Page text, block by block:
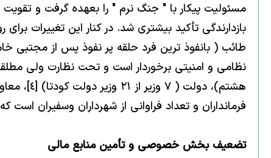
مسئوليت پيكار با " جنگ نرم " را بعهده گرفت و
بازدارندگى تأكيد بيشترى شد. در كنار اين تغييرات
طائب ( بانفوذ ترين فرد حلقه پر نفوذ پس از مجتبى
نظامى و امنيتى برخوردار است و تحت نظارت ولى
هشتم)،
فرمانداران و تعداد فراوانى از شهرداران وسفيران
تضعيف بخش خصوصى و تأمين منابع مالى